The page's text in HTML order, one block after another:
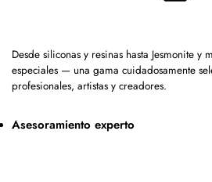
Desde siliconas y resinas hasta Jesmonite y
especiales — una gama cuidadosamente
profesionales, artistas y creadores.
Asesoramiento experto